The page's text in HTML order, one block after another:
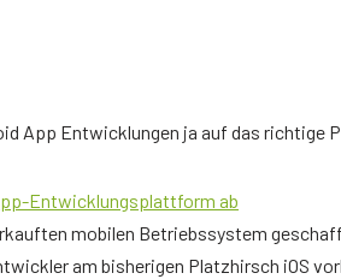
App Entwicklungen ja auf das richtige
Entwicklungsplattform ab
mobilen Betriebssystem
am bisherigen Platzhirsch iOS